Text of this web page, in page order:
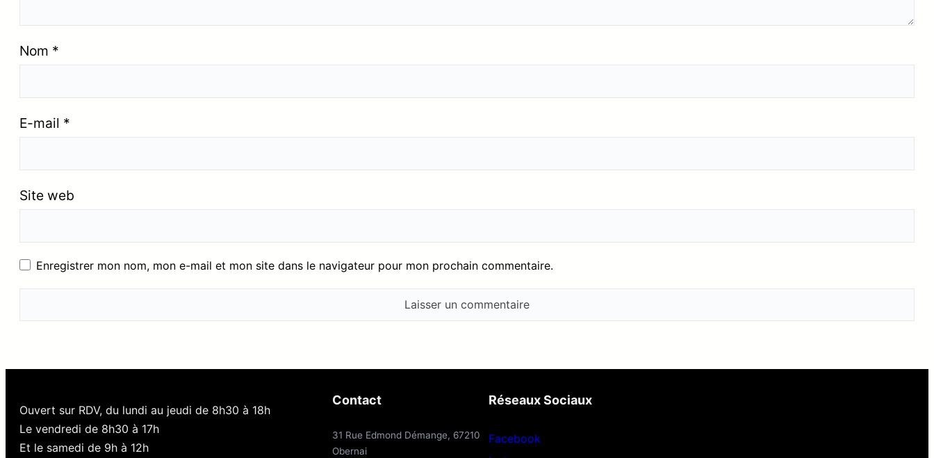
Nom *
E-mail *
Site web
Enregistrer mon nom, mon e-mail et mon site dans le navigateur pour mon prochain commentaire.
Ouvert sur RDV, du lundi au jeudi de 8h30 à 18h
Le vendredi de 8h30 à 17h
Et le samedi de 9h à 12h
Contact
31 Rue Edmond Démange, 67210
Obernai
Réseaux Sociaux
Facebook